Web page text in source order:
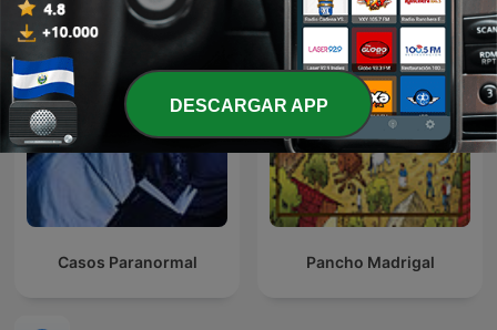
Casos Paranormal Pancho Madrigal
DESCARGAR APP